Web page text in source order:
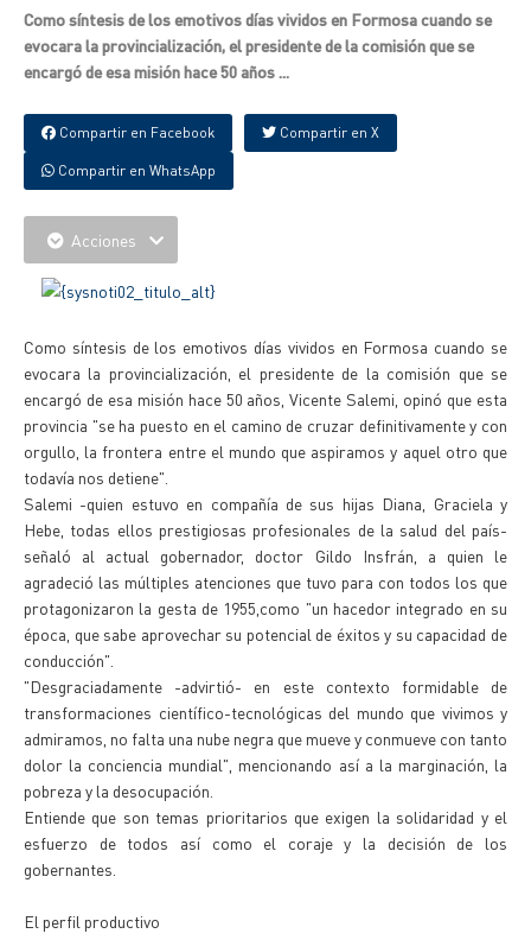
Como síntesis de los emotivos días vividos en Formosa cuando se
evocara la provincialización, el presidente de la comisión que se
encargó de esa misión hace 50 años ...
Compartir en Facebook Compartir en X
Compartir en WhatsApp
Acciones
Como síntesis de los emotivos días vividos en Formosa cuando se
evocara la provincialización, el presidente de la comisión que se
encargó de esa misión hace 50 años, Vicente Salemi, opinó que esta
provincia "se ha puesto en el camino de cruzar definitivamente y con
orgullo, la frontera entre el mundo que aspiramos y aquel otro que
todavía nos detiene".
Salemi -quien estuvo en compañía de sus hijas Diana, Graciela y
Hebe, todas ellos prestigiosas profesionales de la salud del país-
señaló al actual gobernador, doctor Gildo Insfrán, a quien le
agradeció las múltiples atenciones que tuvo para con todos los que
protagonizaron la gesta de 1955,como "un hacedor integrado en su
época, que sabe aprovechar su potencial de éxitos y su capacidad de
conducción".
"Desgraciadamente -advirtió- en este contexto formidable de
transformaciones científico-tecnológicas del mundo que vivimos y
admiramos, no falta una nube negra que mueve y conmueve con tanto
dolor la conciencia mundial", mencionando así a la marginación, la
pobreza y la desocupación.
Entiende que son temas prioritarios que exigen la solidaridad y el
esfuerzo de todos así como el coraje y la decisión de los
gobernantes.
El perfil productivo